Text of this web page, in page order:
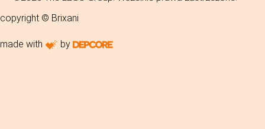
copyright © Brixani
made with by